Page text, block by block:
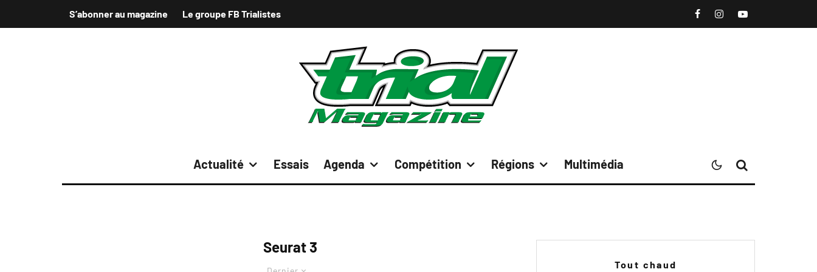
S’abonner au magazine Le groupe FB Trialistes
Actualité Essais Agenda Compétition Régions Multimédia
Seurat 3
Tout chaud